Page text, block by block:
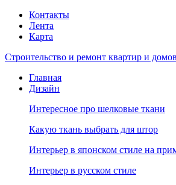
Контакты
Лента
Карта
Строительство и ремонт квартир и
Главная
Дизайн
Интересное про шелковые ткани
Какую ткань выбрать для штор
Интерьер в японском стиле на
Интерьер в русском стиле